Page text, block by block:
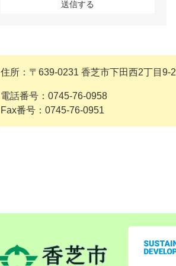
住所：〒639-0231 香芝市下田西2丁目9-
電話番号：0745-76-0958
Fax番号：0745-76-0951